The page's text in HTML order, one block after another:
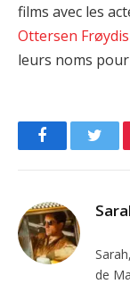
films avec les
Ottersen
leurs noms
Facebook
de